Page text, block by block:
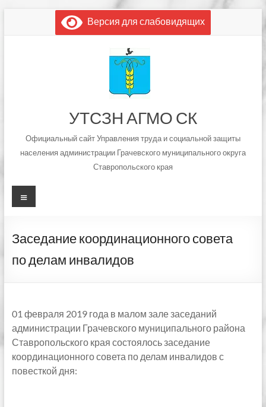
содержимому
Версия для слабовидящих
УТСЗН АГМО СК
Официальный сайт Управления труда и социальной защиты
населения администрации Грачевского муниципального округа
Ставропольского края
Меню
Заседание координационного совета
по делам инвалидов
01 февраля 2019 года в малом зале заседаний
администрации Грачевского муниципального района
Ставропольского края состоялось заседание
координационного совета по делам инвалидов с
повесткой дня: